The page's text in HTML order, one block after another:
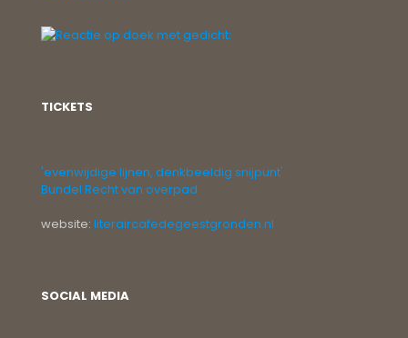
TICKETS
'evenwijdige lijnen, denkbeeldig snijpunt'
Bundel Recht van overpad
website: literaircafedegeestgronden.nl
SOCIAL MEDIA